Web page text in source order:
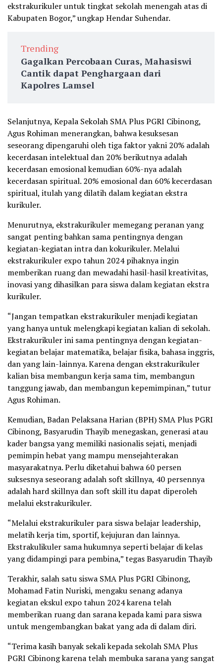
ekstrakurikuler untuk tingkat sekolah menengah atas di
Kabupaten Bogor,” ungkap Hendar Suhendar.
Trending
Gagalkan Percobaan Curas, Mahasiswi
Cantik dapat Penghargaan dari
Kapolres Lamsel
Selanjutnya, Kepala Sekolah SMA Plus PGRI Cibinong,
Agus Rohiman menerangkan, bahwa kesuksesan
seseorang dipengaruhi oleh tiga faktor yakni 20% adalah
kecerdasan intelektual dan 20% berikutnya adalah
kecerdasan emosional kemudian 60%-nya adalah
kecerdasan spiritual. 20% emosional dan 60% kecerdasan
spiritual, itulah yang dilatih dalam kegiatan ekstra
kurikuler.
Menurutnya, ekstrakurikuler memegang peranan yang
sangat penting bahkan sama pentingnya dengan
kegiatan-kegiatan intra dan kokurikuler. Melalui
ekstrakurikuler expo tahun 2024 pihaknya ingin
memberikan ruang dan mewadahi hasil-hasil kreativitas,
inovasi yang dihasilkan para siswa dalam kegiatan ekstra
kurikuler.
“Jangan tempatkan ekstrakurikuler menjadi kegiatan
yang hanya untuk melengkapi kegiatan kalian di sekolah.
Ekstrakurikuler ini sama pentingnya dengan kegiatan-
kegiatan belajar matematika, belajar fisika, bahasa inggris,
dan yang lain-lainnya. Karena dengan ekstrakurikuler
kalian bisa membangun kerja sama tim, membangun
tanggung jawab, dan membangun kepemimpinan,” tutur
Agus Rohiman.
Kemudian, Badan Pelaksana Harian (BPH) SMA Plus PGRI
Cibinong, Basyarudin Thayib menegaskan, generasi atau
kader bangsa yang memiliki nasionalis sejati, menjadi
pemimpin hebat yang mampu mensejahterakan
masyarakatnya. Perlu diketahui bahwa 60 persen
suksesnya seseorang adalah soft skillnya, 40 persennya
adalah hard skillnya dan soft skill itu dapat diperoleh
melalui ekstrakurikuler.
“Melalui ekstrakurikuler para siswa belajar leadership,
melatih kerja tim, sportif, kejujuran dan lainnya.
Ekstrakulikuler sama hukumnya seperti belajar di kelas
yang didampingi para pembina,” tegas Basyarudin Thayib
Terakhir, salah satu siswa SMA Plus PGRI Cibinong,
Mohamad Fatin Nuriski, mengaku senang adanya
kegiatan ekskul expo tahun 2024 karena telah
memberikan ruang dan sarana kepada kami para siswa
untuk mengembangkan bakat yang ada di dalam diri.
“Terima kasih banyak sekali kepada sekolah SMA Plus
PGRI Cibinong karena telah membuka sarana yang sangat